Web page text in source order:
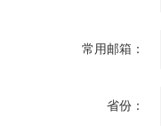
常用邮箱：
省份：